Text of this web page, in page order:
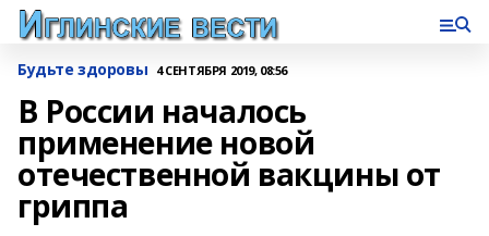
Будьте здоровы 4 СЕНТЯБРЯ 2019, 08:56
В России началось
применение новой
отечественной вакцины от
гриппа